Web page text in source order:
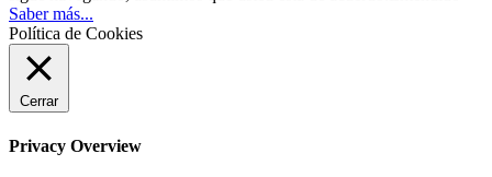
Saber más...
Política de Cookies
Cerrar
Privacy Overview